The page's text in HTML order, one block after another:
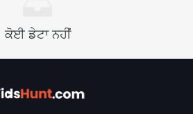
ਕੋਈ ਡੇਟਾ ਨਹੀਂ